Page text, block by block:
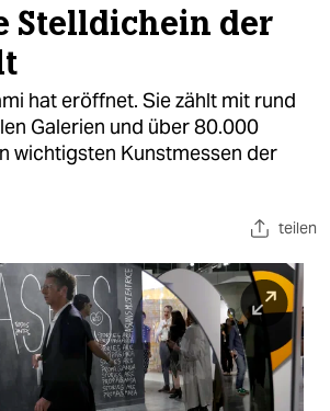
Stelldichein der
hat eröffnet. Sie zählt mit rund
Galerien und über 80.000
wichtigsten Kunstmessen der
teilen